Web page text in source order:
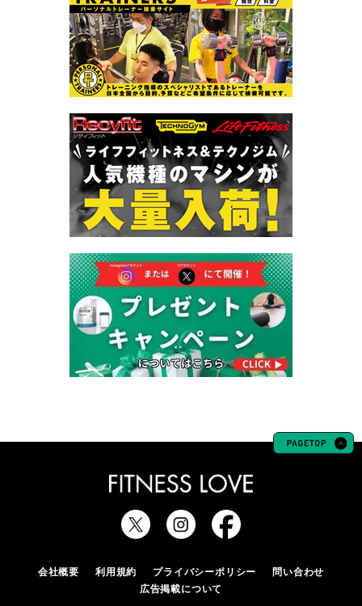
会社概要 利用規約 プライバシーポリシー
問い合わせ
広告掲載について